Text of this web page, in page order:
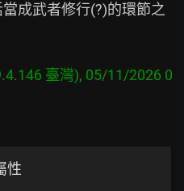
成武者修行(?)的環節之
臺灣), 05/11/2026 0
性